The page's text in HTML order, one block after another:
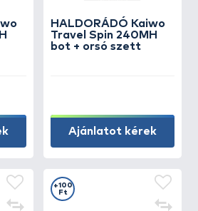
HALDORÁDÓ Kaiwo
Travel Spin 240MH
bot + orsó szett
Ajánlatot kérek
+100
Ft